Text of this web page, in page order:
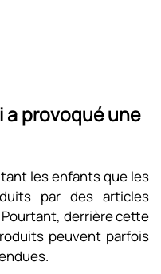
a provoqué une
les enfants que les
par des articles
derrière cette
peuvent parfois